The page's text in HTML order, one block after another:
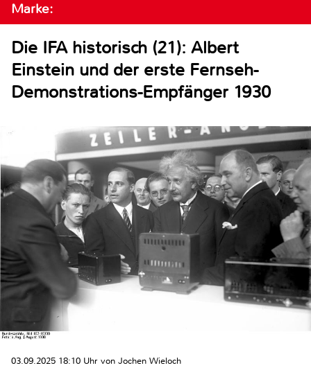
Marke:
Die IFA historisch (21): Albert
Einstein und der erste Fernseh-
Demonstrations-Empfänger 1930
03.09.2025 18:10 Uhr von Jochen Wieloch